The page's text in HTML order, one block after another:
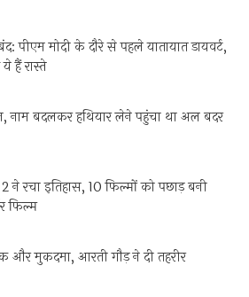
पीएम मोदी के दौरे से पहले यातायात डायवर्ट,
हैं रास्ते
नाम बदलकर हथियार लेने पहुंचा था अल बदर
रचा इतिहास, 10 फिल्मों को पछाड़ बनी
फिल्म
और मुकदमा, आरती गौड़ ने दी तहरीर